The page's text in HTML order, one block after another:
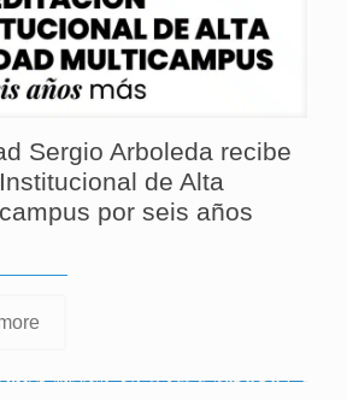
Sergio Arboleda recibe
de Alta
por seis años